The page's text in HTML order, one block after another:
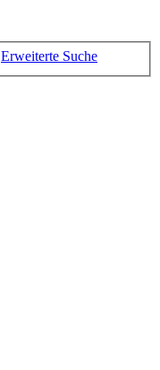
Erweiterte Suche